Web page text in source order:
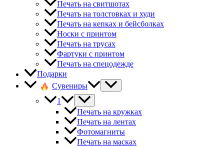
Печать на свитшотах
Печать на толстовках и худи
Печать на кепках и бейсболках
Носки с принтом
Печать на трусах
Фартуки с принтом
Печать на спецодежде
Подарки
Сувениры
1
Печать на кружках
Печать на лентах
Фотомагниты
Печать на масках